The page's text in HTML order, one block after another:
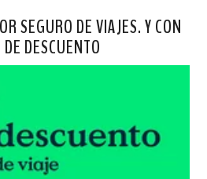
SEGURO DE VIAJES. Y CON
DESCUENTO